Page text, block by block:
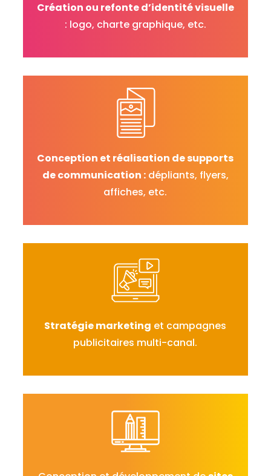
Création ou refonte d’identité visuelle
: logo, charte graphique, etc.
Conception et réalisation de supports
de communication :dépliants, flyers,
affiches, etc.
Stratégie marketing et campagnes
publicitaires multi-canal.